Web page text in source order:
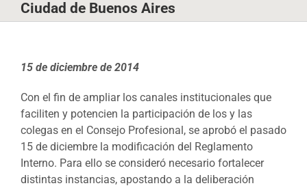
Ciudad de Buenos Aires
15 de diciembre de 2014
Con el fin de ampliar los canales institucionales que
faciliten y potencien la participación de los y las
colegas en el Consejo Profesional, se aprobó el pasado
15 de diciembre la modificación del Reglamento
Interno. Para ello se consideró necesario fortalecer
distintas instancias, apostando a la deliberación